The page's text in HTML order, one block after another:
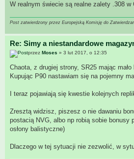
W realnym świecie są realne zalety .308
Post zatwierdzony przez Europejską Komisję do
Re: Simy a niestandardowe
przez Moses » 3 lut 2017, o 12:35
Chaota, z drugiej strony, SR25 mając
Kupując P90 nastawiam się na pojemny
I teraz pojawiają się kwestie kolejnych
Zresztą widzisz, piszesz o nie dawaniu
postacią NVG, albo np robią sobie bonusy
osłony balistyczne)
Dlaczego w tej sytuacji nie zezwolić, w